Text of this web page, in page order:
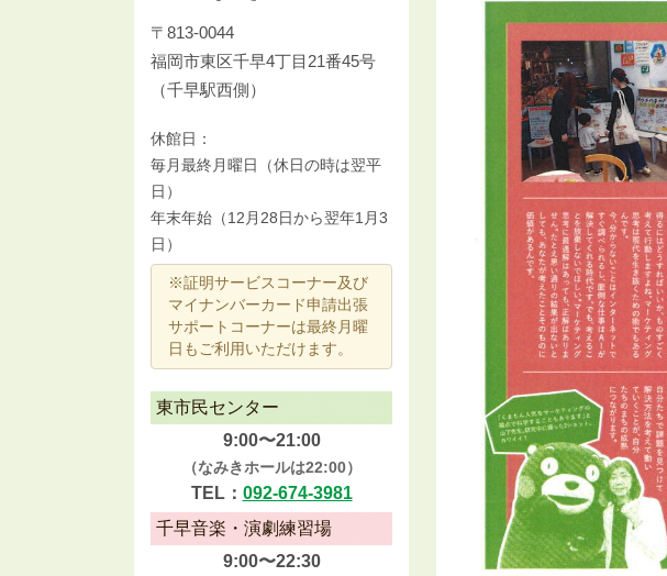
〒813-0044
福岡市東区千早4丁目21番45号
（千早駅西側）
休館日：
毎月最終月曜日（休日の時は翌平
日）
年末年始（12月28日から翌年1月3
日）
※証明サービスコーナー及び
マイナンバーカード申請出張
サポートコーナーは最終月曜
日もご利用いただけます。
東市民センター
9:00〜21:00
（なみきホールは22:00）
TEL： 092-674-3981
千早音楽・演劇練習場
9:00〜22:30